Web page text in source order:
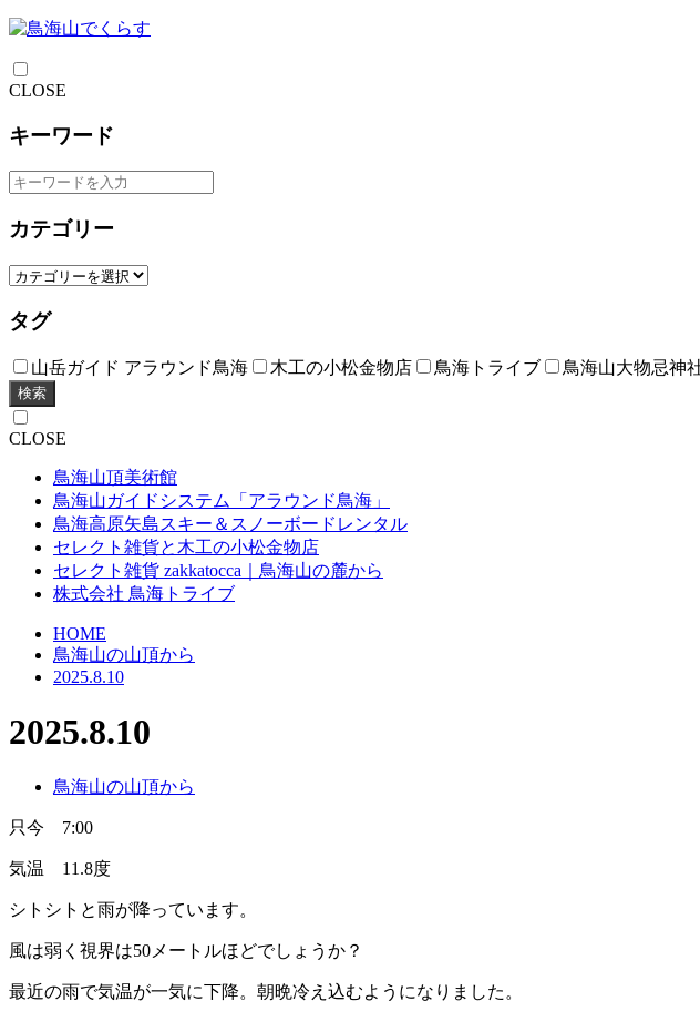
CLOSE
キーワード
カテゴリー
タグ
山岳ガイド アラウンド鳥海 木工の小松金物店 鳥海トライブ 鳥海山大物忌神
検索
CLOSE
鳥海山頂美術館
鳥海山ガイドシステム「アラウンド鳥海」
鳥海高原矢島スキー＆スノーボードレンタル
セレクト雑貨と木工の小松金物店
セレクト雑貨 zakkatocca｜鳥海山の麓から
株式会社 鳥海トライブ
HOME
鳥海山の山頂から
2025.8.10
2025.8.10
鳥海山の山頂から
只今 7:00
気温 11.8度
シトシトと雨が降っています。
風は弱く視界は50メートルほどでしょうか？
最近の雨で気温が一気に下降。朝晩冷え込むようになりました。